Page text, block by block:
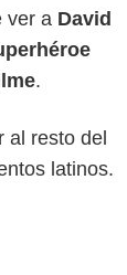
ver a David
.
al resto del
latinos.